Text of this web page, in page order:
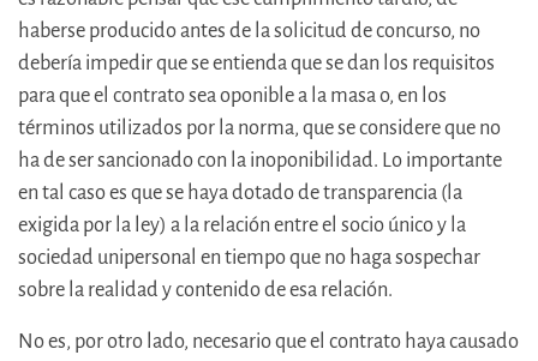
haberse producido antes de la solicitud de concurso, no
debería impedir que se entienda que se dan los requisitos
para que el contrato sea oponible a la masa o, en los
términos utilizados por la norma, que se considere que no
ha de ser sancionado con la inoponibilidad. Lo importante
en tal caso es que se haya dotado de transparencia (la
exigida por la ley) a la relación entre el socio único y la
sociedad unipersonal en tiempo que no haga sospechar
sobre la realidad y contenido de esa relación.
No es, por otro lado, necesario que el contrato haya causado